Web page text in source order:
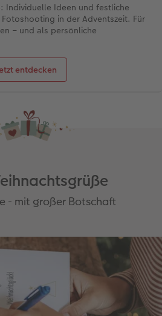
Individuelle Ideen und festliche
in der Adventszeit. Für
– und als persönliche
entdecken
- mit großer Botschaft